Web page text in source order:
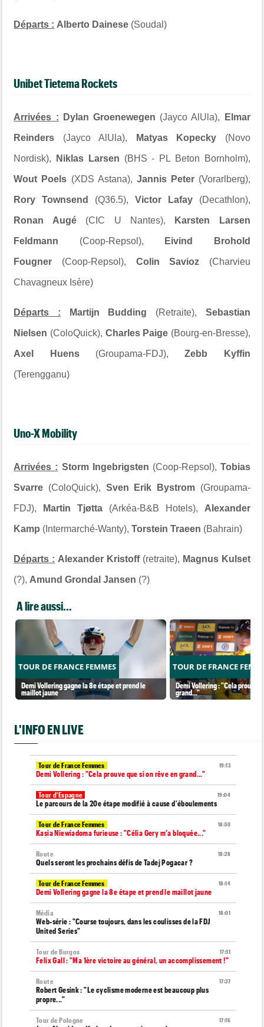
Départs : Alberto Dainese (Soudal)
Unibet Tietema Rockets
Arrivées : Dylan Groenewegen (Jayco AlUla), Elmar
Reinders (Jayco AlUla), Matyas Kopecky (Novo
Nordisk), Niklas Larsen (BHS - PL Beton Bornholm),
Wout Poels (XDS Astana), Jannis Peter(Vorarlberg),
Rory Townsend (Q36.5), Victor Lafay(Decathlon),
Ronan Augé(CIC U Nantes), Karsten Larsen
Feldmann (Coop-Repsol), Eivind Brohold
Fougner (Coop-Repsol), Colin Savioz (Charvieu
Chavagneux Isère)
Départs : Martijn Budding (Retraite), Sebastian
Nielsen (ColoQuick), Charles Paige (Bourg-en-Bresse),
Axel Huens (Groupama-FDJ), Zebb Kyffin
(Terengganu)
Uno-X Mobility
Arrivées : Storm Ingebrigsten (Coop-Repsol), Tobias
Svarre (ColoQuick), Sven Erik Bystrom(Groupama-
FDJ), Martin Tjøtta (Arkéa-B&B Hotels), Alexander
Kamp (Intermarché-Wanty),Torstein Traeen (Bahrain)
Départs : Alexander Kristoff(retraite), Magnus Kulset
(?), Amund Grondal Jansen (?)
A lire aussi...
TOUR DE FRANCE FEMMES
Demi Vollering gagne la 8e étape et prend le
maillot jaune
TOUR DE FRANCE
Demi Vollering : "Cela prouve
grand..."
L'INFO EN LIVE
19:13
Tour de France Femmes
Demi Vollering : "Cela prouve que si on rêve en grand..."
19:04
Tour d'Espagne
Le parcours de la 20e étape modifié à cause d'éboulements
18:50
Tour de France Femmes
Kasia Niewiadoma furieuse : "Célia Gery m'a bloquée..."
18:28
Route
Quels seront les prochains défis de Tadej Pogacar ?
18:14
Tour de France Femmes
Demi Vollering gagne la 8e étape et prend le maillot jaune
18:01
Média
Web-série : "Course toujours, dans les coulisses de la FDJ
United Series"
17:51
Tour de Burgos
Felix Gall : "Ma 1ère victoire au général, un accomplissement !"
17:37
Route
Robert Gesink : "Le cyclisme moderne est beaucoup plus
propre..."
17:16
Tour de Pologne